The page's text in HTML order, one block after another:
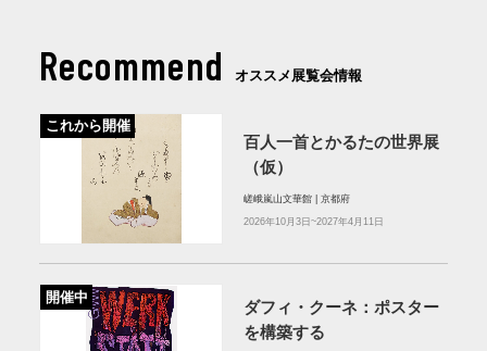
Recommend オススメ展覧会情報
これから開催
百人一首とかるたの世界展
（仮）
嵯峨嵐山文華館 | 京都府
2026年10月3日~2027年4月11日
開催中
ダフィ・クーネ：ポスター
を構築する